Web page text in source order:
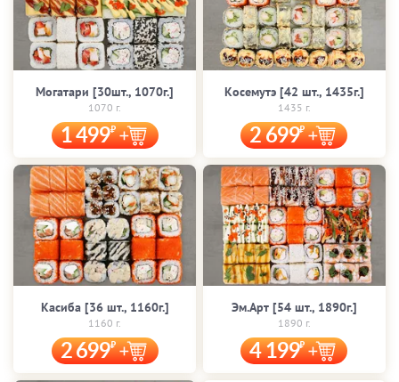
Могатари [30шт., 1070г.]
1070 г.
1 499
Косемутэ [42 шт., 1435г.]
1435 г.
2 699
Касиба [36 шт., 1160г.]
1160 г.
2 699
Эм.Арт [54 шт., 1890г.]
1890 г.
4 199